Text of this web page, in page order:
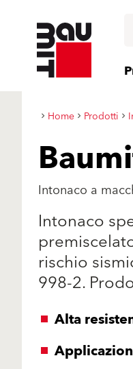
Home Prodotti
Intonaco a
Intonaco
rischio
998-2.
Alta